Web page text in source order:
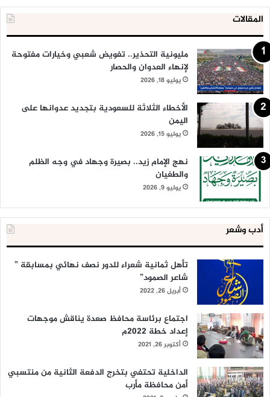
المقالات
مليونية التحذير.. تفويض شعبي وخيارات مفتوحة
لإنهاء العدوان والحصار
يوليو 18, 2026
الأخطاء الثلاثة للسعودية بتجديد عدوانها على
اليمن
يوليو 15, 2026
نهج الإمام زيد.. بصيرة وجهاد في وجه الظلم
والطغيان
يوليو 9, 2026
أدب وشعر
تأهل ثمانية شعراء للدور نصف نهائي بمسابقة ”
شاعر الصمود”
أبريل 26, 2022
اجتماع برئاسة محافظ صعدة يناقش موجهات
إعداد خطة 2022م
أكتوبر 26, 2021
الداخلية تحتفي بتخرج الدفعة الثانية من منتسبي
أمن محافظة مأرب